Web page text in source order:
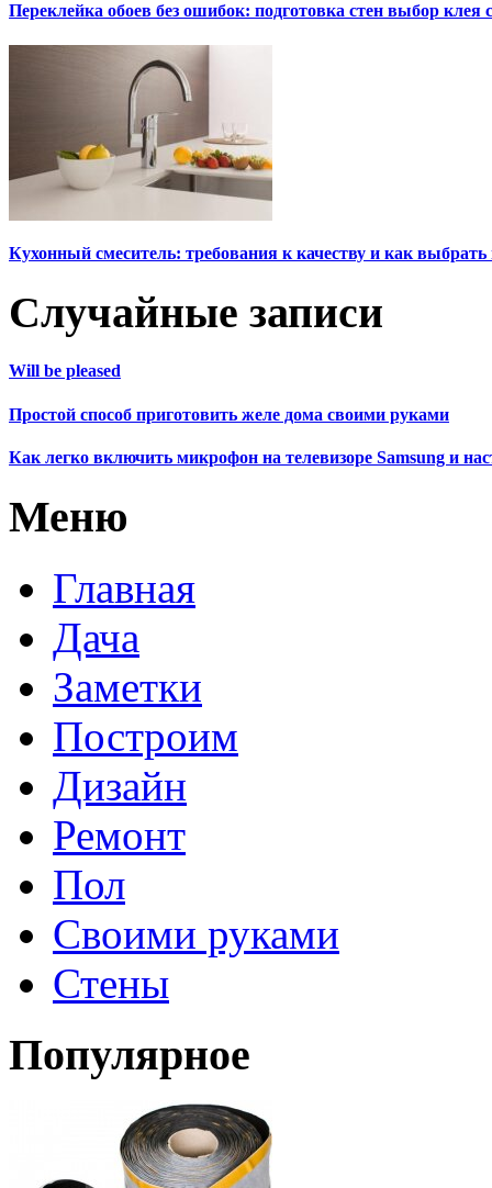
Переклейка обоев без ошибок: подготовка стен выбор клея
Кухонный смеситель: требования к качеству и как
Случайные записи
Will be pleased
Простой способ приготовить желе дома своими руками
Как легко включить микрофон на телевизоре Samsung и
Меню
Главная
Дача
Заметки
Построим
Дизайн
Ремонт
Пол
Своими руками
Стены
Популярное